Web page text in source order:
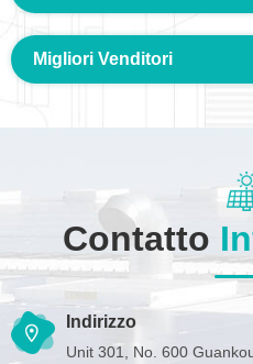
Migliori Venditori
Contatto
Indirizzo
Unit 301, No. 600